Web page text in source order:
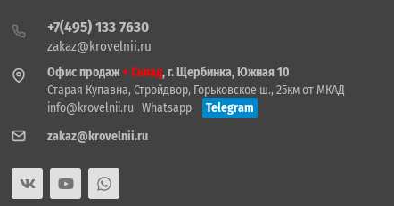
+7(495) 133 7630
zakaz@krovelnii.ru
Офис продаж+ Склад, г. Щербинка, Южная 10
Старая Купавна, Стройдвор, Горьковское ш., 25км от МКАД
info@krovelnii.ru
Whatsapp
Telegram
zakaz@krovelnii.ru